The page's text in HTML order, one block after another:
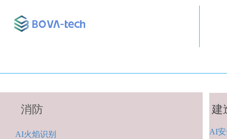
AI火焰识别
建
AI
消防